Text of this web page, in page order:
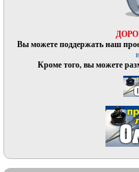
Вы можете поддержать наш
Кроме того, вы можете